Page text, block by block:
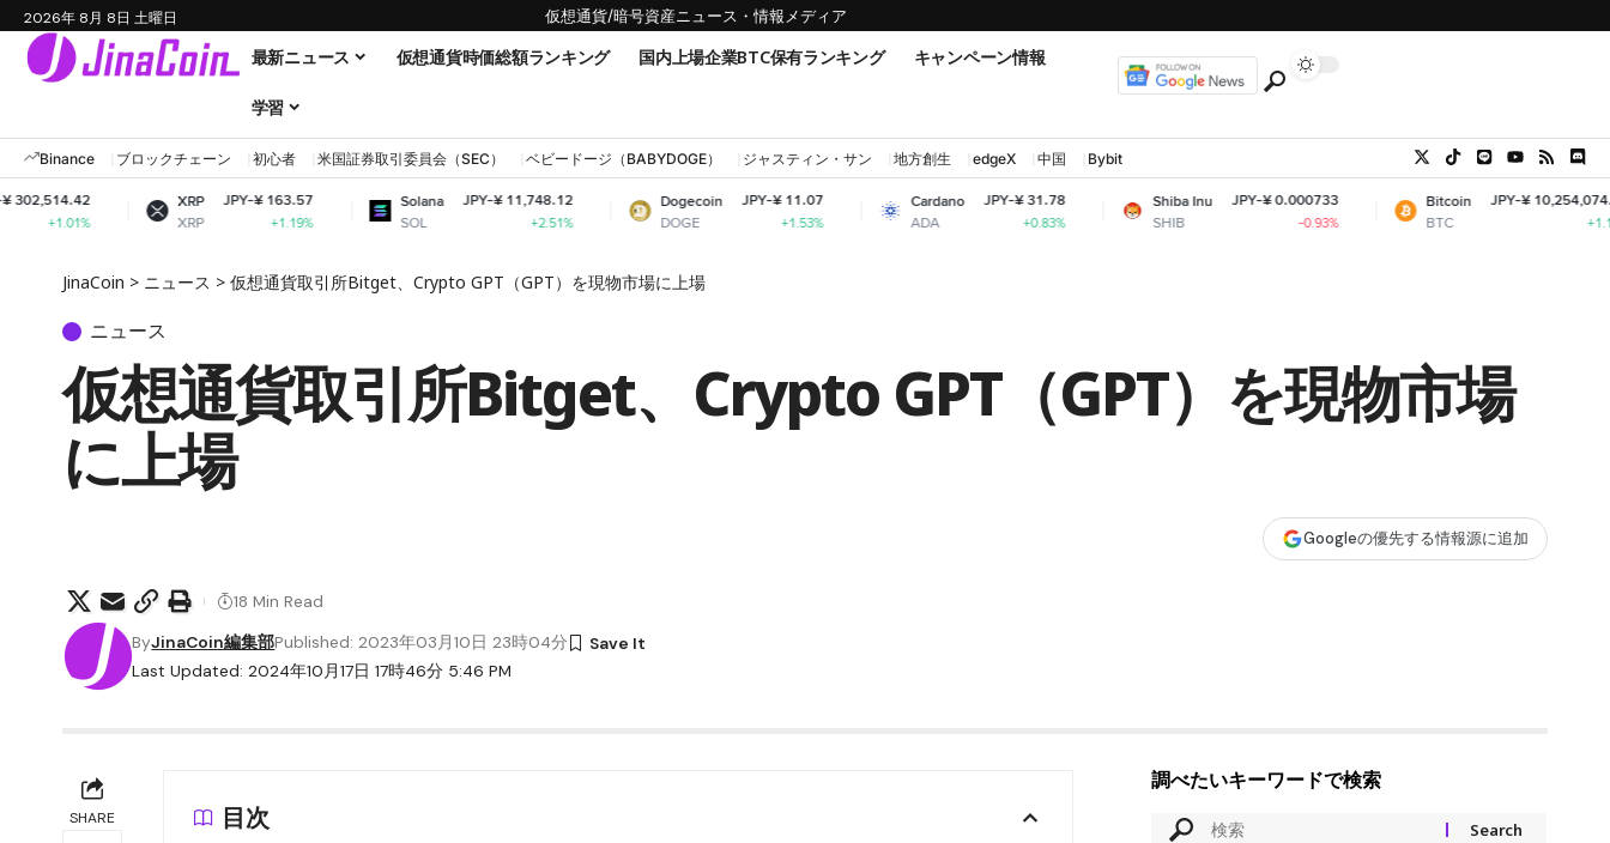
2026年 8月 8日 土曜日 仮想通貨/暗号資産ニュース・情報メディア
最新ニュース 仮想通貨時価総額ランキング 国内上場企業BTC保有ランキング キャンペーン情報
学習
Binance ブロックチェーン 初心者 米国証券取引委員会（SEC） ベビードージ（BABYDOGE） ジャスティン・サン 地方創生 edgeX 中国 Bybit
XRP
XRP
JPY-¥ 163.57
+1.19%
Solana
SOL
JPY-¥ 11,748.12
+2.51%
Dogecoin
DOGE
JPY-¥ 11.07
+1.53%
Cardano
ADA
JPY-¥ 31.78
+0.83%
Shiba Inu
SHIB
JPY-¥ 0.000733
Bitcoin
BTC
JPY-¥ 10,254,074.78
JinaCoin > ニュース > 仮想通貨取引所Bitget、Crypto GPT（GPT）を現物市場に上場
ニュース
仮想通貨取引所Bitget、Crypto GPT（GPT）を現物市場
に上場
Googleの優先する情報源に追加
Last Updated: 2024年10月17日 17時46分 5:46 PM
ByJinaCoin編集部Published: 2023年03月10日 23時04分
18 Min Read
SHARE 目次
調べたいキーワードで検索